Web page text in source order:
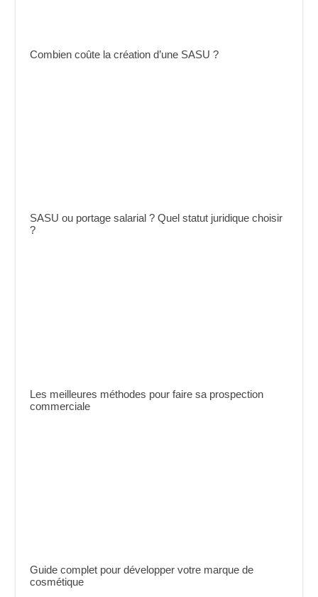
Combien coûte la création d’une SASU ?
SASU ou portage salarial ? Quel statut juridique choisir
?
Les meilleures méthodes pour faire sa prospection
commerciale
Guide complet pour développer votre marque de
cosmétique